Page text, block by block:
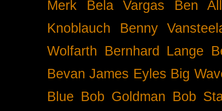
Merk
Bela Vargas
Ben
Knoblauch
Benny
Wolfarth Bernhard Lange
Bevan James Eyles Big
Blue Bob Goldman Bob